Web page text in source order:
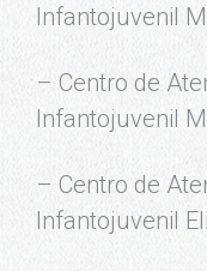
Infantojuvenil
– Centro de
Infantojuvenil
– Centro de
Infantojuvenil